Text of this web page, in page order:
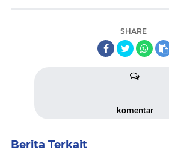
SHARE
komentar
Berita Terkait